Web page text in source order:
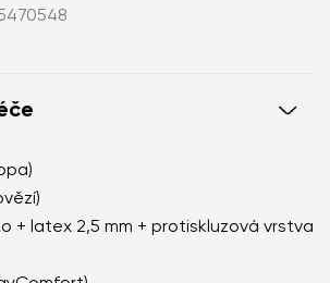
+ latex 2,5 mm + protiskluzová vrstva